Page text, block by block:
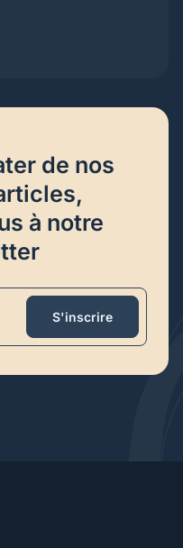
de nos
à notre
S'inscrire